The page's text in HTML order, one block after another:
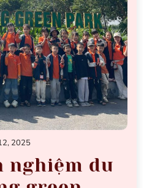
2025
nghiệm du